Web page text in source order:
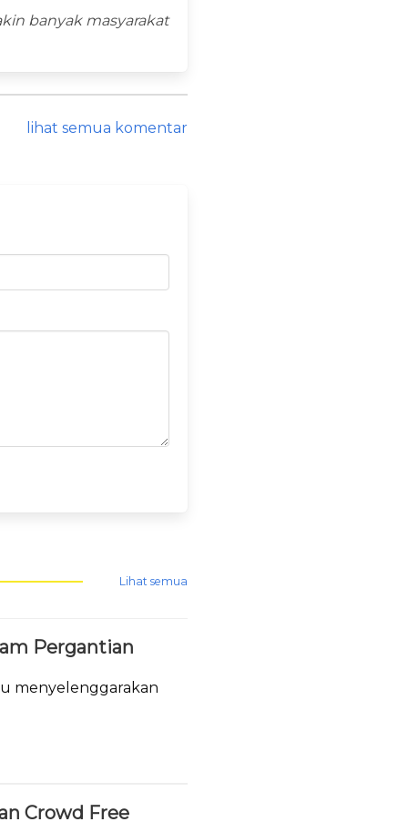
banyak masyarakat
lihat semua komentar
Lihat semua
Pergantian
menyelenggarakan
Crowd Free